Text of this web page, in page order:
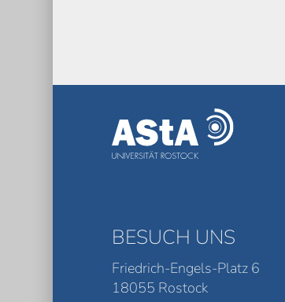
BESUCH UNS
Friedrich-Engels-Platz 6
18055 Rostock